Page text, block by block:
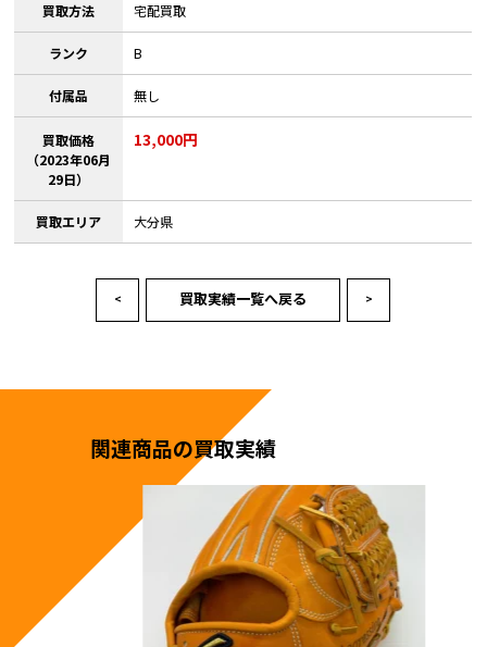
買取方法 宅配買取
ランク B
付属品 無し
買取価格
（2023年06月
29日）
13,000円
買取エリア 大分県
< 買取実績一覧へ戻る >
関連商品の買取実績